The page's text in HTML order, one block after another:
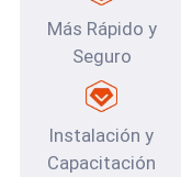
Más Rápido y
Seguro
Instalación y
Capacitación